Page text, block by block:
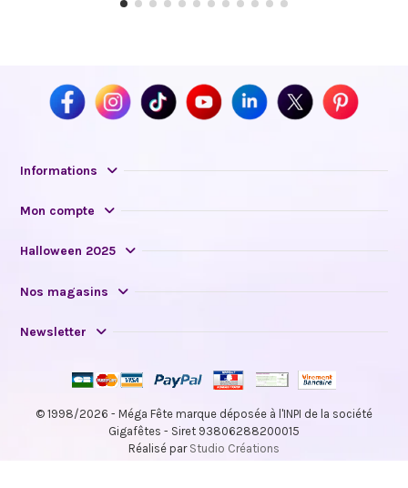
Informations
Mon compte
Halloween 2025
Nos magasins
Newsletter
© 1998/2026 - Méga Fête marque déposée à l'INPI de la société
Gigafêtes - Siret 93806288200015
Réalisé par Studio Créations